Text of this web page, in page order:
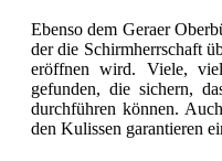
Ebenso dem Geraer
der die Schirmherrschaft
eröffnen wird. Viele,
gefunden, die sichern,
durchführen können.
den Kulissen garantieren